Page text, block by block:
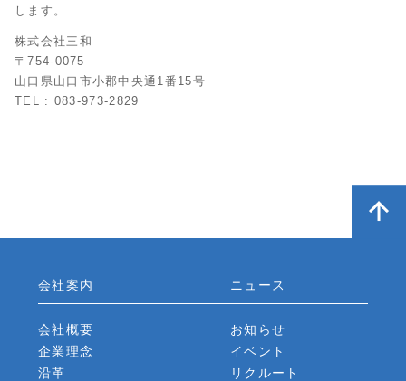
します。
株式会社三和
〒754-0075
山口県山口市小郡中央通1番15号
TEL : 083-973-2829
会社案内
会社概要
企業理念
沿革
ニュース
お知らせ
イベント
リクルート